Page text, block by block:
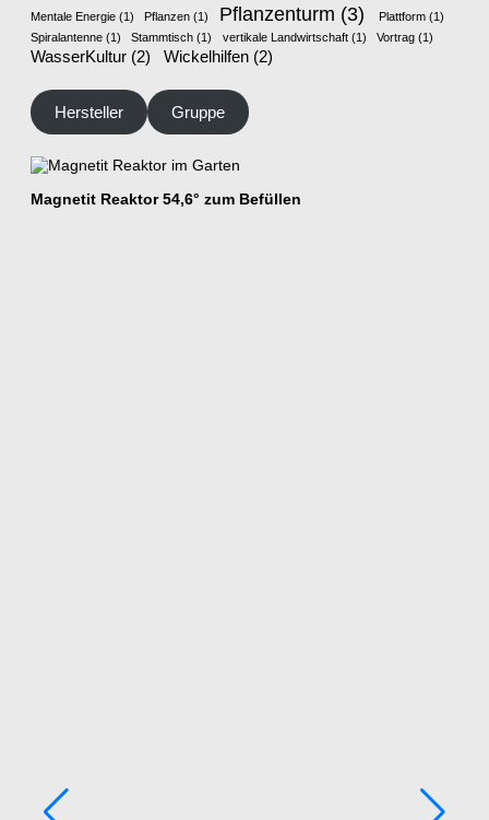
Mentale Energie (1) Pflanzen (1) Pflanzenturm (3) Plattform(1)
Spiralantenne (1) Stammtisch (1) vertikale Landwirtschaft(1) Vortrag(1)
WasserKultur (2) Wickelhilfen(2)
Hersteller Gruppe
Magnetit Reaktor 54,6° zum Befüllen